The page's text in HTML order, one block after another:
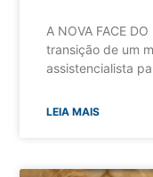
A NOVA FACE
transição de um
assistencialista
LEIA MAIS